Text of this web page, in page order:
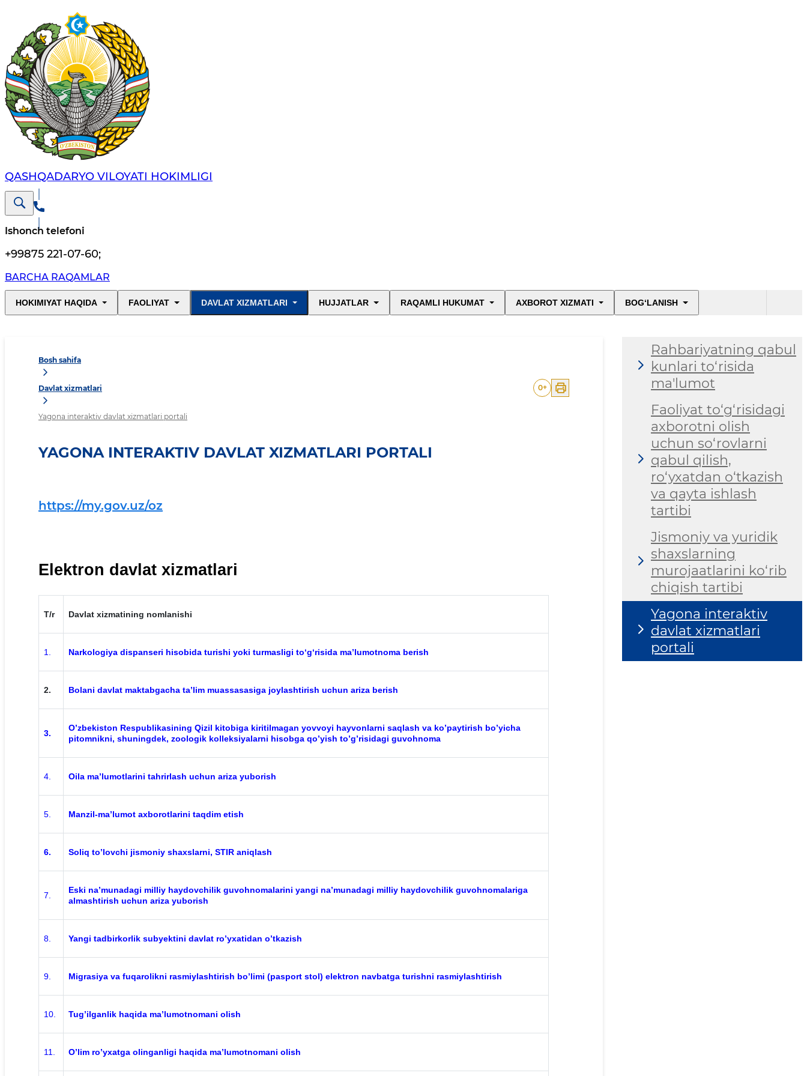
QASHQADARYO VILOYATI HОKIMLIGI
Ishonch telefoni
+99875 221-07-60;
BARCHA RAQAMLAR
HOKIMIYAT HAQIDA FAOLIYAT DAVLAT XIZMATLARI HUJJATLAR RAQAMLI HUKUMAT AXBOROT XIZMATI BOG‘LANISH
Bosh sahifa
Davlat xizmatlari
Yagona interaktiv davlat xizmatlari portali
0+
YAGONA INTERAKTIV DAVLAT XIZMATLARI PORTALI
https://my.gov.uz/oz
Elektron davlat xizmatlari
T/r Davlat xizmatining nomlanishi
1. Narkologiya dispanseri hisobida turishi yoki turmasligi to‘g‘risida ma’lumotnoma berish
2. Bolani davlat maktabgacha ta’lim muassasasiga joylashtirish uchun ariza berish
3.
O’zbekiston Respublikasining Qizil kitobiga kiritilmagan yovvoyi hayvonlarni saqlash va ko’paytirish bo’yicha
pitomnikni, shuningdek, zoologik kolleksiyalarni hisobga qo’yish to’g’risidagi guvohnoma
4. Oila ma’lumotlarini tahrirlash uchun ariza yuborish
5. Manzil-ma’lumot axborotlarini taqdim etish
6. Soliq to’lovchi jismoniy shaxslarni, STIR aniqlash
7.
Eski na’munadagi milliy haydovchilik guvohnomalarini yangi na’munadagi milliy haydovchilik guvohnomalariga
almashtirish uchun ariza yuborish
8. Yangi tadbirkorlik subyektini davlat ro’yxatidan o’tkazish
9. Migrasiya va fuqarolikni rasmiylashtirish bo’limi (pasport stol) elektron navbatga turishni rasmiylashtirish
10. Tug’ilganlik haqida ma’lumotnomani olish
11. O’lim ro’yxatga olinganligi haqida ma’lumotnomani olish
Rahbariyatning qabul
kunlari to‘risida
ma'lumot
Faoliyat to‘g‘risidagi
axborotni olish
uchun so‘rovlarni
qabul qilish,
ro‘yxatdan o‘tkazish
va qayta ishlash
tartibi
Jismoniy va yuridik
shaxslarning
murojaatlarini ko‘rib
chiqish tartibi
Yagona interaktiv
davlat xizmatlari
portali